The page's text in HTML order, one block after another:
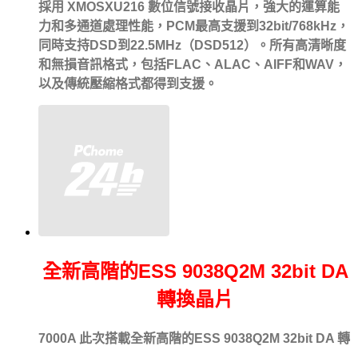
採用 XMOSXU216 數位信號接收晶片，強大的運算能
力和多通道處理性能，PCM最高支援到32bit/768kHz，
同時支持DSD到22.5MHz（DSD512）。所有高清晰度
和無損音訊格式，包括FLAC、ALAC、AIFF和WAV，
以及傳統壓縮格式都得到支援。
全新高階的ESS 9038Q2M 32bit DA
轉換晶片
7000A 此次搭載全新高階的ESS 9038Q2M 32bit DA 轉